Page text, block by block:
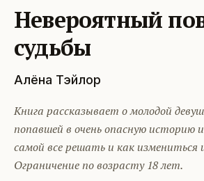
Невероятный
судьбы
Алёна Тэйлор
Книга рассказывает о молодой
попавшей в очень опасную историю
самой все решать и как измениться
Ограничение по возрасту 18 лет.